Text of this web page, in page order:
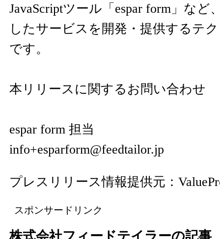
JavaScriptツール「espar form」など
したサービスを開発・提供するテ
です。
本リリースに関するお問い合わせ
espar form 担当
info+esparform@feedtailor.jp
プレスリリース情報提供元：
スポンサードリンク
株式会社フィードテイラーの記事